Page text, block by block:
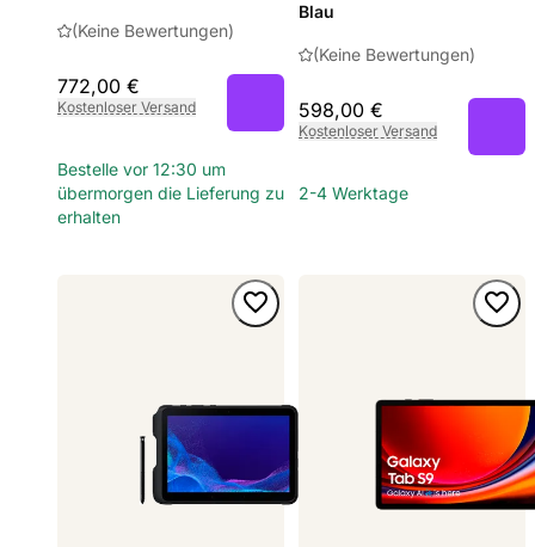
(Keine Bewertungen)
772,00 €
Kostenloser Versand
Bestelle vor 12:30 um
übermorgen die Lieferung zu
erhalten
Blau
(Keine Bewertungen)
598,00 €
Kostenloser Versand
2-4 Werktage